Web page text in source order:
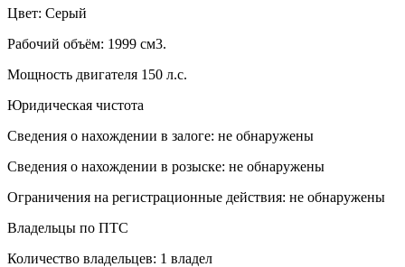
Цвет: Серый
Рабочий объём: 1999 см3.
Мощность двигателя 150 л.с.
Юридическая чистота
Сведения о нахождении в залоге: не обнаружены
Сведения о нахождении в розыске: не обнаружены
Ограничения на регистрационные действия: не обнаружены
Владельцы по ПТС
Количество владельцев: 1 владел